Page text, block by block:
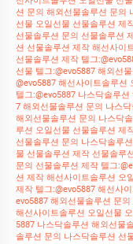
션 문의 해외선물솔루션 문의
선물 오일선물 선물솔루션 제
선물솔루션 문의 선물솔루션
션 선물솔루션 제작 해선사이
선물솔루션 제작 텔그
선물 텔그:@evo5887 해외선
@evo5887 해선사이트솔루션
텔그:@evo5887 나스닥솔루
7 해외선물솔루션 문의 나스
해외선물솔루션 문의 나스닥
루션 오일선물 선물솔루션 제
선물솔루션 문의 나스닥솔루
물 선물솔루션 제작 선물솔루
문의 선물솔루션 제작 텔그
션 제작 해선사이트솔루션 오
제작 텔그:@evo5887 해선사
evo5887 해외선물솔루션 문
해선사이트솔루션 오일선물
5887 나스닥솔루션 해외선물
솔루션 문의 나스닥솔루션 선